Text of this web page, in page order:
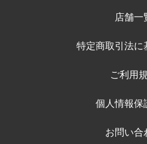
店舗一
特定商取引法に
ご利用
個人情報保
お問い合